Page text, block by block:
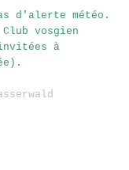
d'alerte météo.
vosgien
à